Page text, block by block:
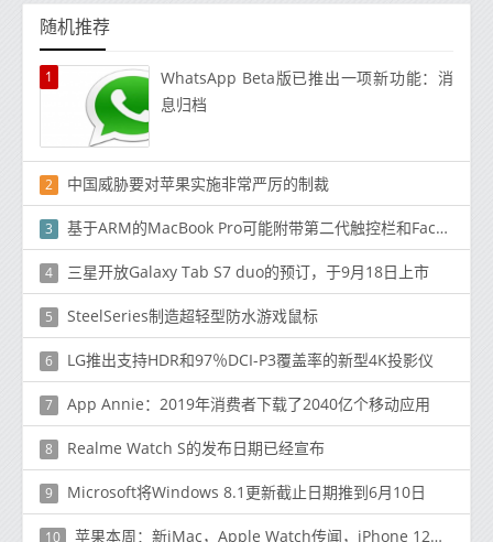
随机推荐
1
WhatsApp Beta版已推出一项新功能：消
息归档
2 中国威胁要对苹果实施非常严厉的制裁
3 基于ARM的MacBook Pro可能附带第二代触控栏和Face ID功能
4 三星开放Galaxy Tab S7 duo的预订，于9月18日上市
5 SteelSeries制造超轻型防水游戏鼠标
6 LG推出支持HDR和97％DCI-P3覆盖率的新型4K投影仪
7 App Annie：2019年消费者下载了2040亿个移动应用
8 Realme Watch S的发布日期已经宣布
9 Microsoft将Windows 8.1更新截止日期推到6月10日
10 苹果本周：新iMac，Apple Watch传闻，iPhone 12发布传闻